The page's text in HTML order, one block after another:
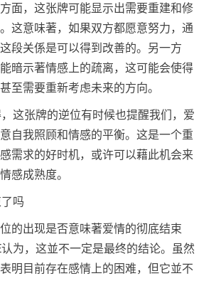
面，这张牌可能显示出需要重建和修
这意味著，如果双方都愿意努力，通
段关係是可以得到改善的。另一方
暗示著情感上的疏离，这可能会使得
至需要重新考虑未来的方向。
，这张牌的逆位有时候也提醒我们，爱
自我照顾和情感的平衡。这是一个重
需求的好时机，或许可以藉此机会来
感成熟度。
吗
位的出现是否意味著爱情的彻底结束
认为，这並不一定是最终的结论。虽然
明目前存在感情上的困难，但它並不